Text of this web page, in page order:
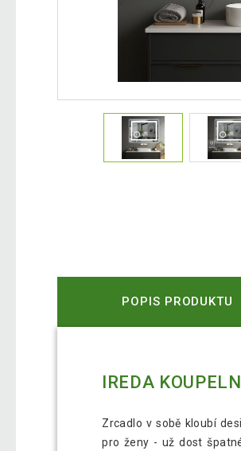
POPIS PRODUKTU
IREDA
Zrcadlo v sobě kloubí
pro ženy - už dost